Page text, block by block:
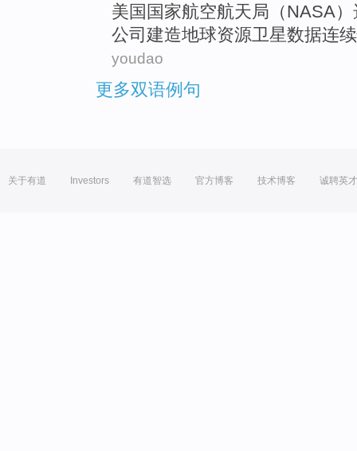
美国国家航空航天局（NASA）
公司 建造地球资源卫星数据连
youdao
更多双语例句
关于有道 Investors 有道智选 官方博客 技术博客 诚聘英才